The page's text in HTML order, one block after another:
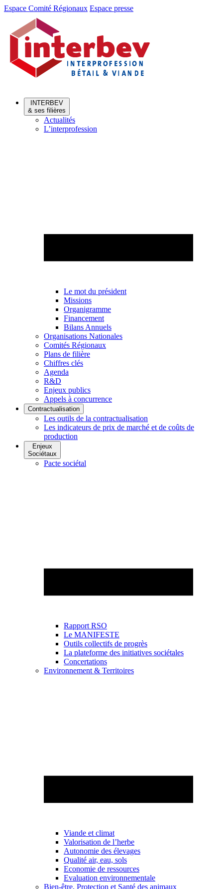
Aller
Aller
contenu
Espace Comité Régionaux Espace presse
INTERBEV
& ses filières
Actualités
L’interprofession
Le mot du président
Missions
Organigramme
Financement
Bilans Annuels
Organisations Nationales
Comités Régionaux
Plans de filière
Chiffres clés
Agenda
R&D
Enjeux publics
Appels à concurrence
Contractualisation
Les outils de la contractualisation
Les indicateurs de prix de marché et de coûts de
production
Enjeux
Sociétaux
Pacte sociétal
Rapport RSO
Le MANIFESTE
Outils collectifs de progrès
La plateforme des initiatives sociétales
Concertations
Environnement & Territoires
Viande et climat
Valorisation de l’herbe
Autonomie des élevages
Qualité air, eau, sols
Economie de ressources
Evaluation environnementale
Bien-être, Protection et Santé des animaux